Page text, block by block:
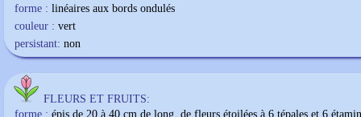
forme : linéaires aux bords ondulés
couleur : vert
persistant: non
FLEURS ET FRUITS:
forme : épis de 20 à 40 cm de long, de fleurs étoilées à 6 tépales et 6